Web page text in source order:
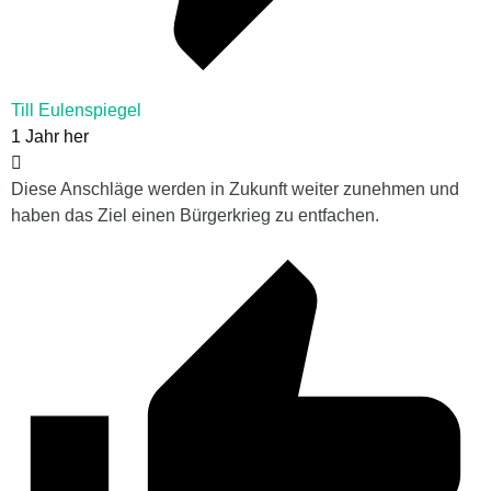
Till Eulenspiegel
1 Jahr her
Diese Anschläge werden in Zukunft weiter zunehmen und
haben das Ziel einen Bürgerkrieg zu entfachen.